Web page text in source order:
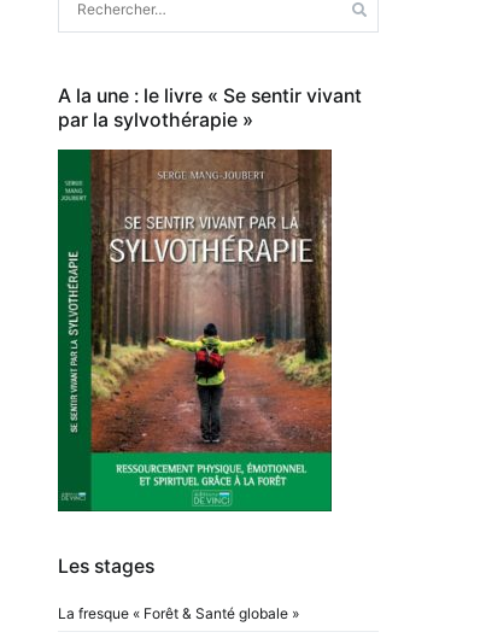
A la une : le livre « Se sentir vivant
par la sylvothérapie »
Les stages
La fresque « Forêt & Santé globale »